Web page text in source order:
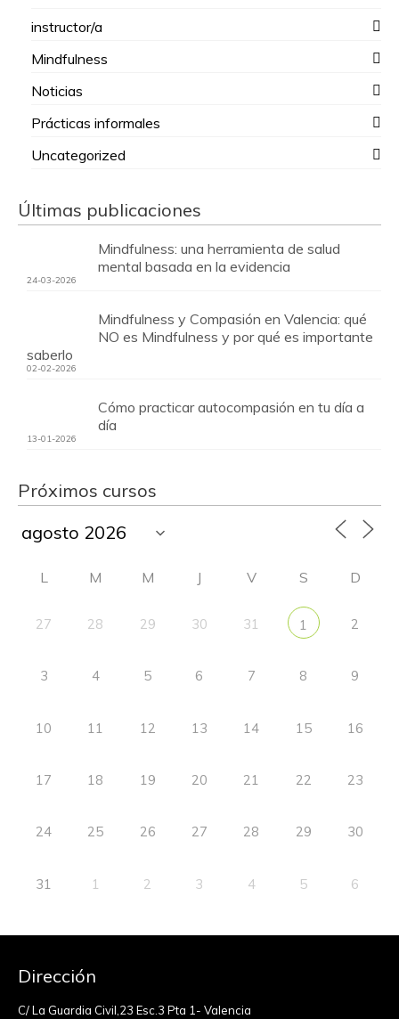
instructor/a
Mindfulness
Noticias
Prácticas informales
Uncategorized
Últimas publicaciones
Mindfulness: una herramienta de salud
mental basada en la evidencia
24-03-2026
Mindfulness y Compasión en Valencia: qué
NO es Mindfulness y por qué es importante
saberlo
02-02-2026
Cómo practicar autocompasión en tu día a
día
13-01-2026
Próximos cursos
L M M J V S D
27 28 29 30 31 1 2
3 4 5 6 7 8 9
10 11 12 13 14 15 16
17 18 19 20 21 22 23
24 25 26 27 28 29 30
31 1 2 3 4 5 6
Dirección
C/ La Guardia Civil,23 Esc.3 Pta 1- Valencia